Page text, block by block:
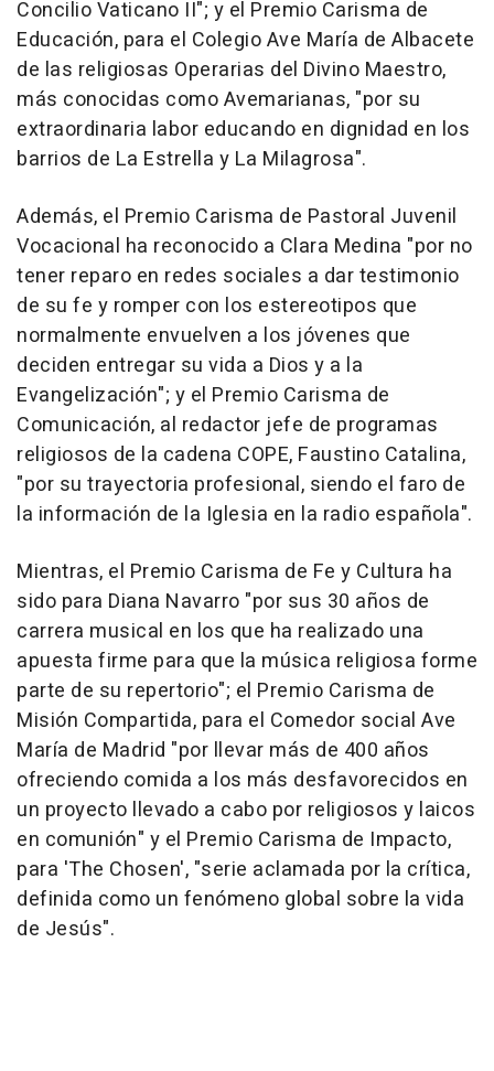
Concilio Vaticano II"; y el Premio Carisma de
Educación, para el Colegio Ave María de Albacete
de las religiosas Operarias del Divino Maestro,
más conocidas como Avemarianas, "por su
extraordinaria labor educando en dignidad en los
barrios de La Estrella y La Milagrosa".
Además, el Premio Carisma de Pastoral Juvenil
Vocacional ha reconocido a Clara Medina "por no
tener reparo en redes sociales a dar testimonio
de su fe y romper con los estereotipos que
normalmente envuelven a los jóvenes que
deciden entregar su vida a Dios y a la
Evangelización"; y el Premio Carisma de
Comunicación, al redactor jefe de programas
religiosos de la cadena COPE, Faustino Catalina,
"por su trayectoria profesional, siendo el faro de
la información de la Iglesia en la radio española".
Mientras, el Premio Carisma de Fe y Cultura ha
sido para Diana Navarro "por sus 30 años de
carrera musical en los que ha realizado una
apuesta firme para que la música religiosa forme
parte de su repertorio"; el Premio Carisma de
Misión Compartida, para el Comedor social Ave
María de Madrid "por llevar más de 400 años
ofreciendo comida a los más desfavorecidos en
un proyecto llevado a cabo por religiosos y laicos
en comunión" y el Premio Carisma de Impacto,
para 'The Chosen', "serie aclamada por la crítica,
definida como un fenómeno global sobre la vida
de Jesús".